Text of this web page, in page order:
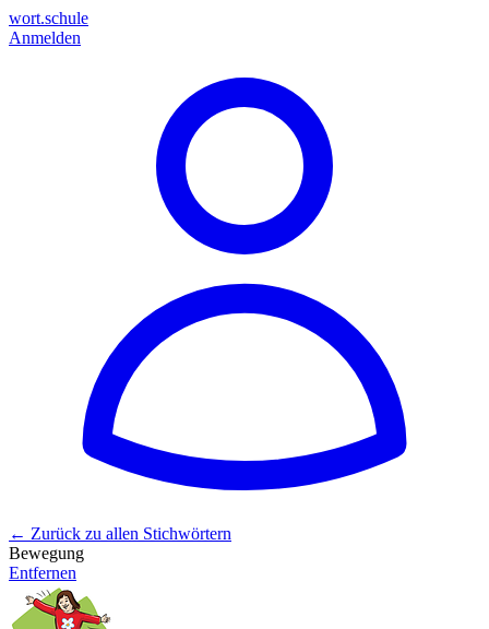
wort.schule
Anmelden
← Zurück zu allen Stichwörtern
Bewegung
Entfernen